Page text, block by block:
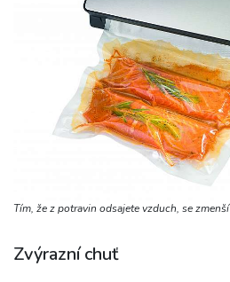
Tím, že z potravin odsajete vzduch, se zmenší
Zvýrazní chuť